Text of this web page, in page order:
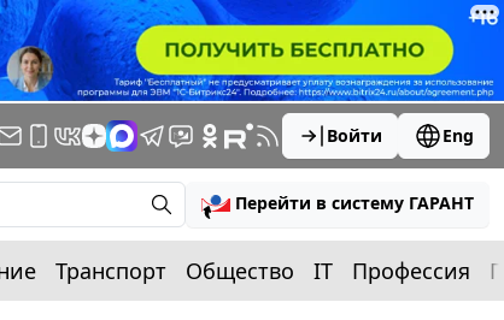
Войти Eng
Перейти в систему ГАРАНТ
Транспорт Общество IT Профессия